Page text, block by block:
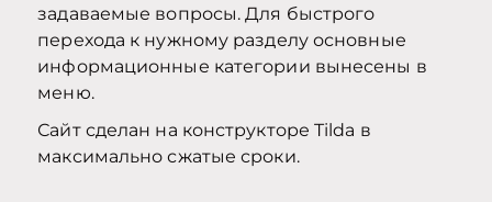
задаваемые вопросы. Для быстрого
перехода к нужному разделу основные
информационные категории вынесены в
меню.
Сайт сделан на конструкторе Tilda в
максимально сжатые сроки.